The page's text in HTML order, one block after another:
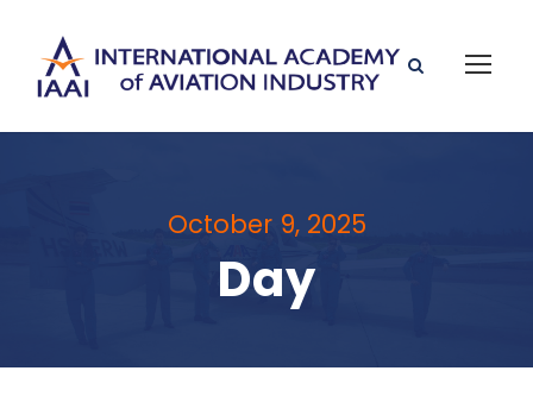
October 9, 2025
Day